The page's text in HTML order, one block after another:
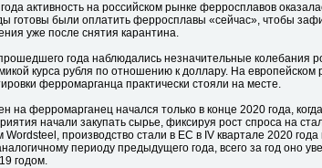
активность на российском рынке ферросплавов
готовы были оплатить ферросплавы «сейчас», чтобы
уже после снятия карантина.
года наблюдались незначительные колебания
курса рубля по отношению к доллару. На европейском
ферромарганца практически стояли на месте.
на ферромарганец начался только в конце 2020 года,
начали закупать сырье, фиксируя рост спроса на
производство стали в ЕС в IV квартале 2020
периоду предыдущего года, всего за год оно
годом.